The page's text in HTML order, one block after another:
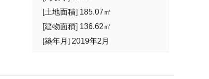
[土地面積] 185.07㎡
[建物面積] 136.62㎡
[築年月] 2019年2月